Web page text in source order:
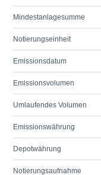
Mindestanlagesumme
Notierungseinheit
Emissionsdatum
Emissionsvolumen
Umlaufendes Volumen
Emissionswährung
Depotwährung
Notierungsaufnahme